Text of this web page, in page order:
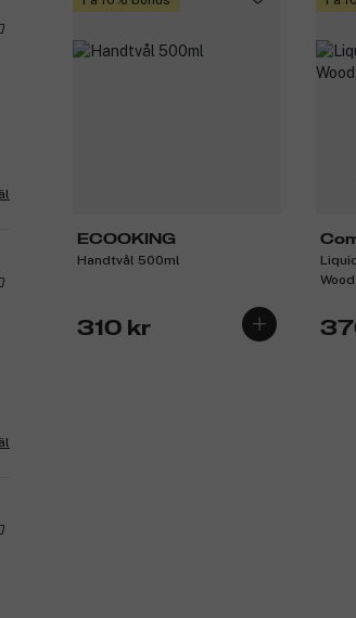
ECOOKING
Handtvål 500ml
310 kr